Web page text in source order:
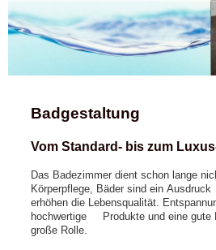
Badgestaltung
Vom Standard- bis zum
Das Badezimmer dient schon lange
Körperpflege, Bäder sind ein
erhöhen die Lebensqualität.
hochwertige Produkte und eine gute
große Rolle.